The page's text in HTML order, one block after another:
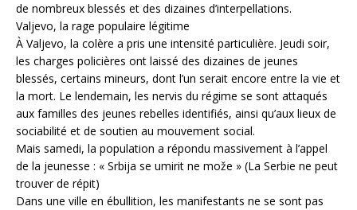
de nombreux blessés et des dizaines d’interpellations.
Valjevo, la rage populaire légitime
À Valjevo, la colère a pris une intensité particulière. Jeudi soir,
les charges policières ont laissé des dizaines de jeunes
blessés, certains mineurs, dont l’un serait encore entre la vie et
la mort. Le lendemain, les nervis du régime se sont attaqués
aux familles des jeunes rebelles identifiés, ainsi qu’aux lieux de
sociabilité et de soutien au mouvement social.
Mais samedi, la population a répondu massivement à l’appel
de la jeunesse : « Srbija se umirit ne može » (La Serbie ne peut
trouver de répit)
Dans une ville en ébullition, les manifestants ne se sont pas